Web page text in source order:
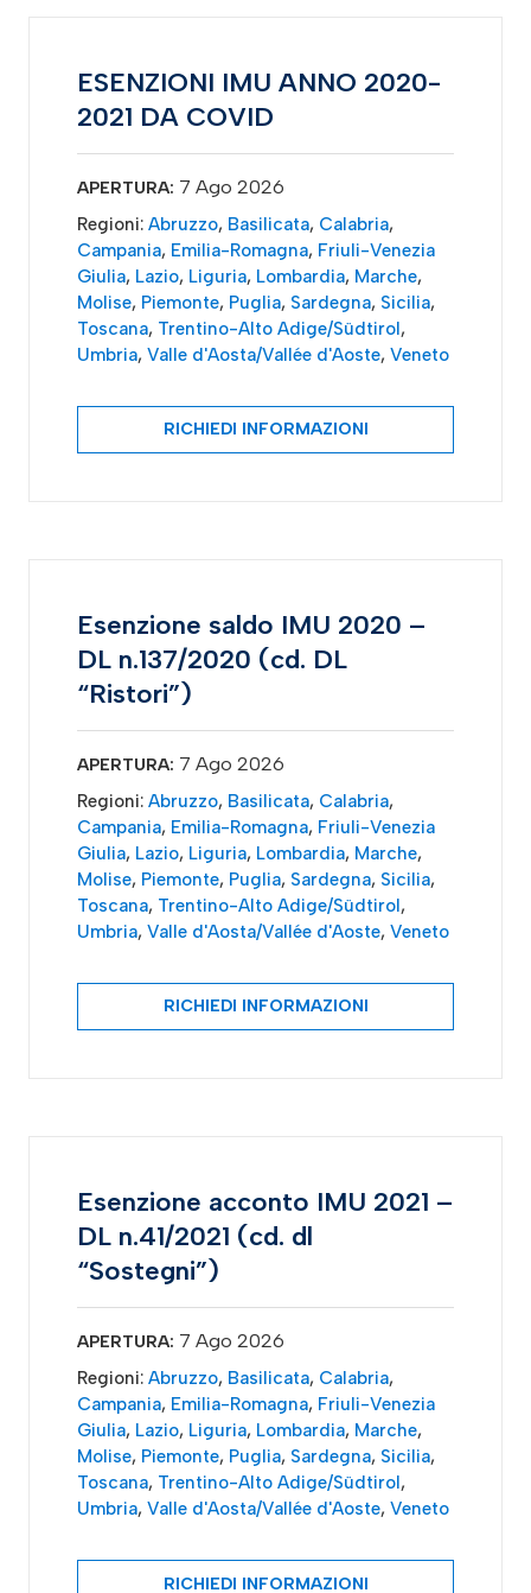
ESENZIONI IMU ANNO 2020-
2021 DA COVID
APERTURA: 7 Ago 2026
Regioni: Abruzzo, Basilicata, Calabria,
Campania, Emilia-Romagna, Friuli-Venezia
Giulia, Lazio, Liguria, Lombardia, Marche,
Molise, Piemonte, Puglia, Sardegna, Sicilia,
Toscana, Trentino-Alto Adige/Südtirol,
Umbria, Valle d'Aosta/Vallée d'Aoste, Veneto
RICHIEDI INFORMAZIONI
Esenzione saldo IMU 2020 –
DL n.137/2020 (cd. DL
“Ristori”)
APERTURA: 7 Ago 2026
Regioni: Abruzzo, Basilicata, Calabria,
Campania, Emilia-Romagna, Friuli-Venezia
Giulia, Lazio, Liguria, Lombardia, Marche,
Molise, Piemonte, Puglia, Sardegna, Sicilia,
Toscana, Trentino-Alto Adige/Südtirol,
Umbria, Valle d'Aosta/Vallée d'Aoste, Veneto
RICHIEDI INFORMAZIONI
Esenzione acconto IMU 2021 –
DL n.41/2021 (cd. dl
“Sostegni”)
APERTURA: 7 Ago 2026
Regioni: Abruzzo, Basilicata, Calabria,
Campania, Emilia-Romagna, Friuli-Venezia
Giulia, Lazio, Liguria, Lombardia, Marche,
Molise, Piemonte, Puglia, Sardegna, Sicilia,
Toscana, Trentino-Alto Adige/Südtirol ,
Umbria, Valle d'Aosta/Vallée d'Aoste, Veneto
RICHIEDI INFORMAZIONI